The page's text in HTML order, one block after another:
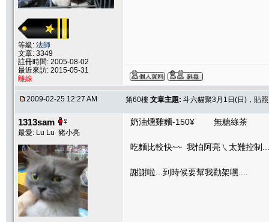
等級: 法師
文章: 3349
註冊時間: 2005-08-02
最近來訪: 2015-05-31
離線
2009-02-25 12:27 AM 第60樓 文章主題: 斗六貓聚3月1日(日)，貼
1313sam
最愛: Lu Lu 豬小亮
奶油燻雞麵-150¥ 無糖綠茶
吃麵比較快~~ 我怕阿亮ㄟ太難控制
謝謝啦...到時候要幫我勸架嘿....